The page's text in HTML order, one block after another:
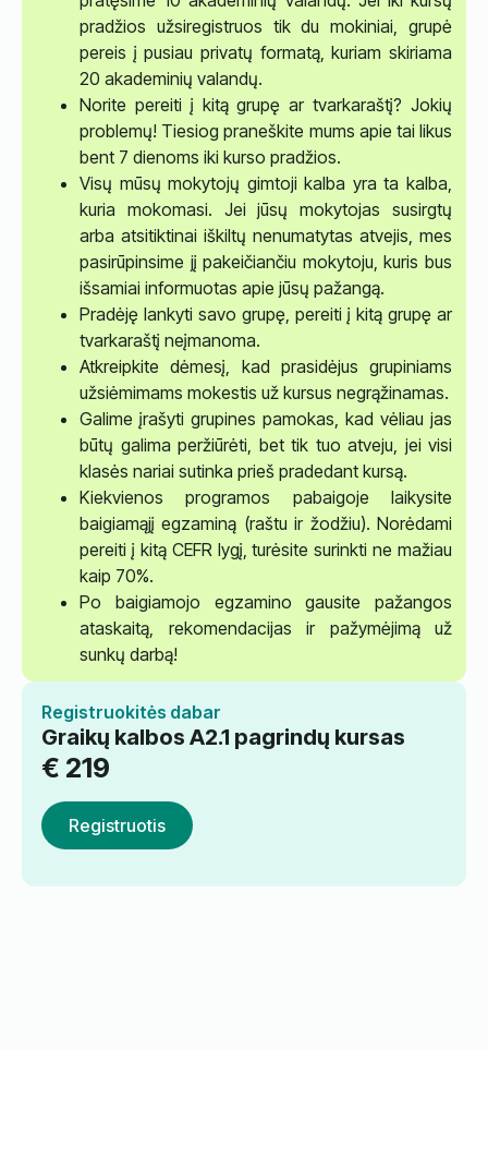
pradžios užsiregistruos tik du mokiniai, grupė
pereis į pusiau privatų formatą, kuriam skiriama
20 akademinių valandų.
Norite pereiti į kitą grupę ar tvarkaraštį? Jokių
problemų! Tiesiog praneškite mums apie tai likus
bent 7 dienoms iki kurso pradžios.
Visų mūsų mokytojų gimtoji kalba yra ta kalba,
kuria mokomasi. Jei jūsų mokytojas susirgtų
arba atsitiktinai iškiltų nenumatytas atvejis, mes
pasirūpinsime jį pakeičiančiu mokytoju, kuris bus
išsamiai informuotas apie jūsų pažangą.
Pradėję lankyti savo grupę, pereiti į kitą grupę ar
tvarkaraštį neįmanoma.
Atkreipkite dėmesį, kad prasidėjus grupiniams
užsiėmimams mokestis už kursus negrąžinamas.
Galime įrašyti grupines pamokas, kad vėliau jas
būtų galima peržiūrėti, bet tik tuo atveju, jei visi
klasės nariai sutinka prieš pradedant kursą.
Kiekvienos programos pabaigoje laikysite
baigiamąjį egzaminą (raštu ir žodžiu). Norėdami
pereiti į kitą CEFR lygį, turėsite surinkti ne mažiau
kaip 70%.
Po baigiamojo egzamino gausite pažangos
ataskaitą, rekomendacijas ir pažymėjimą už
sunkų darbą!
Registruokitės dabar
Graikų kalbos A2.1 pagrindų kursas
€ 219
Registruotis